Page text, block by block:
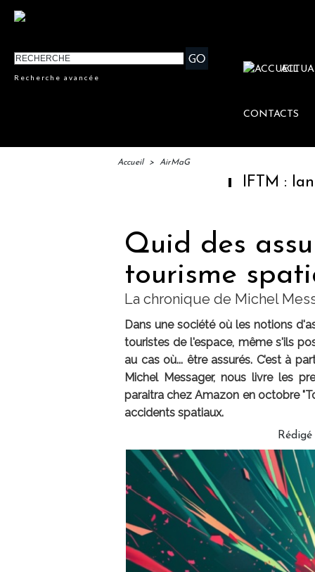
Recherche avancée
CONTACTS
Accueil > AirMaG
IFTM :
Quid des
tourisme
La chronique de Michel
Dans une société où les notions
touristes de l'espace, même s'ils
au cas où... être assurés. C’est à
Michel Messager, nous livre les
paraitra chez Amazon en octobre
accidents spatiaux.